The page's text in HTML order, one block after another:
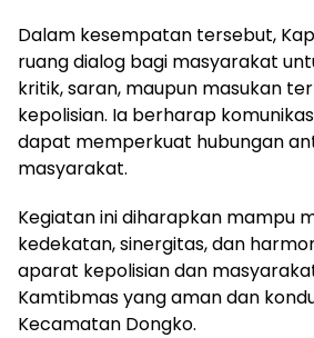
Dalam kesempatan tersebut,
ruang dialog bagi masyarakat
kritik, saran, maupun masukan
kepolisian. Ia berharap
dapat memperkuat hubungan
masyarakat.
Kegiatan ini diharapkan mampu
kedekatan, sinergitas, dan
aparat kepolisian dan
Kamtibmas yang aman dan
Kecamatan Dongko.